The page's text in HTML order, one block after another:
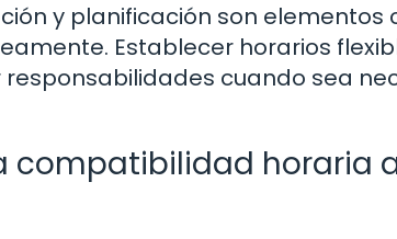
y planificación son
Establecer horarios
cuando sea
compatibilidad horaria